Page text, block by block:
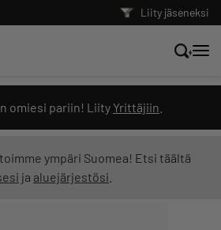
Liity jäseneksi
omiesi pariin! Liity Yrittäjiin
ympäri Suomea! Etsi täältä
ja aluejärjestösi
kysy suoraan